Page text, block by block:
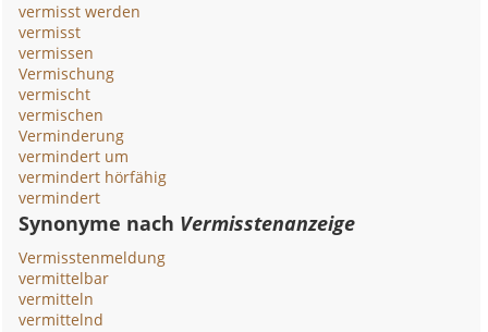
vermisst werden
vermisst
vermissen
Vermischung
vermischt
vermischen
Verminderung
vermindert um
vermindert hörfähig
vermindert
Synonyme nach Vermisstenanzeige
Vermisstenmeldung
vermittelbar
vermitteln
vermittelnd